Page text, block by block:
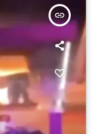
insert_link